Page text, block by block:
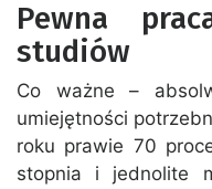
Pewna
studiów
Co ważne –
umiejętności
roku prawie 70
stopnia i jednolite